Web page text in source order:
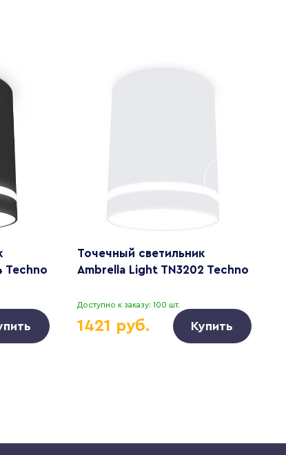
Techno
Точечный светильник
Ambrella Light TN3202 Techno
Доступно к заказу: 100 шт.
1421 руб. Купить